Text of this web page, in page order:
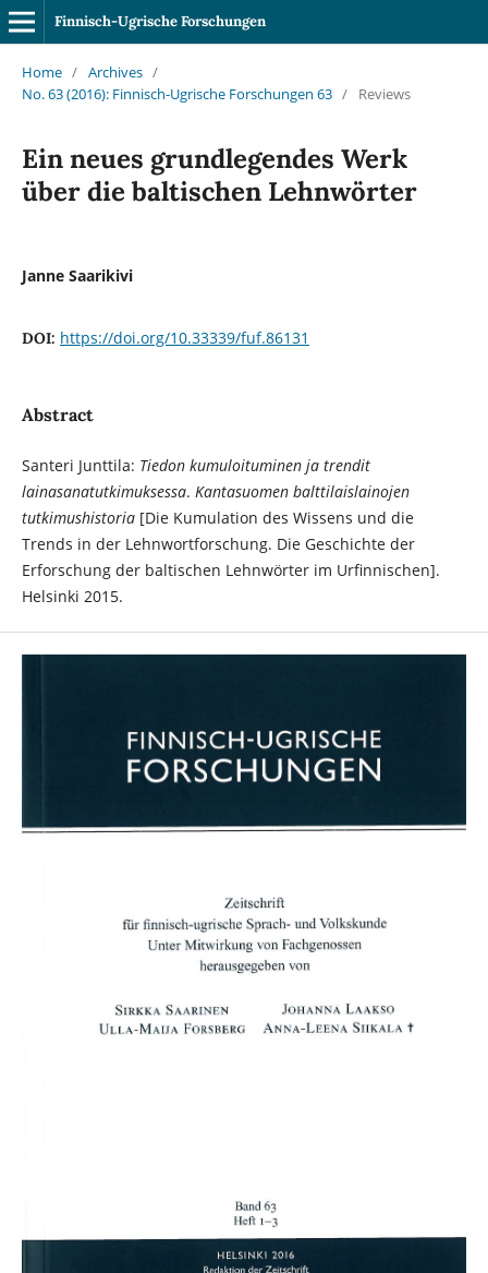
Finnisch-Ugrische Forschungen
Home / Archives /
No. 63 (2016): Finnisch-Ugrische Forschungen 63 / Reviews
Ein neues grundlegendes Werk
über die baltischen Lehnwörter
Janne Saarikivi
DOI: https://doi.org/10.33339/fuf.86131
Abstract
Santeri Junttila: Tiedon kumuloituminen ja trendit
lainasanatutkimuksessa. Kantasuomen balttilaislainojen
tutkimushistoria[Die Kumulation des Wissens und die
Trends in der Lehnwortforschung. Die Geschichte der
Erforschung der baltischen Lehnwörter im Urfinnischen].
Helsinki 2015.